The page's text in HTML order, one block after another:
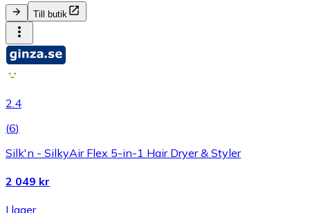
Till butik
2.4
(6)
Silk'n - SilkyAir Flex 5-in-1 Hair Dryer & Styler
2 049 kr
I lager